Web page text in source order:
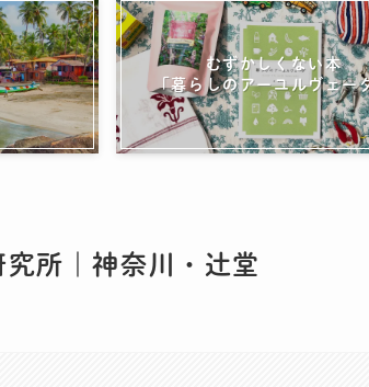
むずかしくない本
「暮らしのアーユルヴェー
所｜神奈川・辻堂